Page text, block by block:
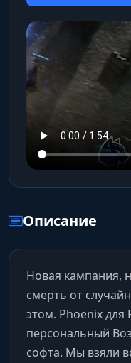
Описание
Новая кампания,
смерть от
этом. Phoenix для
персональный
софта. Мы взяли